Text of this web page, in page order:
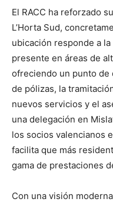
El RACC ha reforzado
L’Horta Sud,
ubicación responde a
presente en áreas de
ofreciendo un punto de
de pólizas, la
nuevos servicios y el
una delegación en
los socios valencianos
facilita que más
gama de prestaciones
Con una visión